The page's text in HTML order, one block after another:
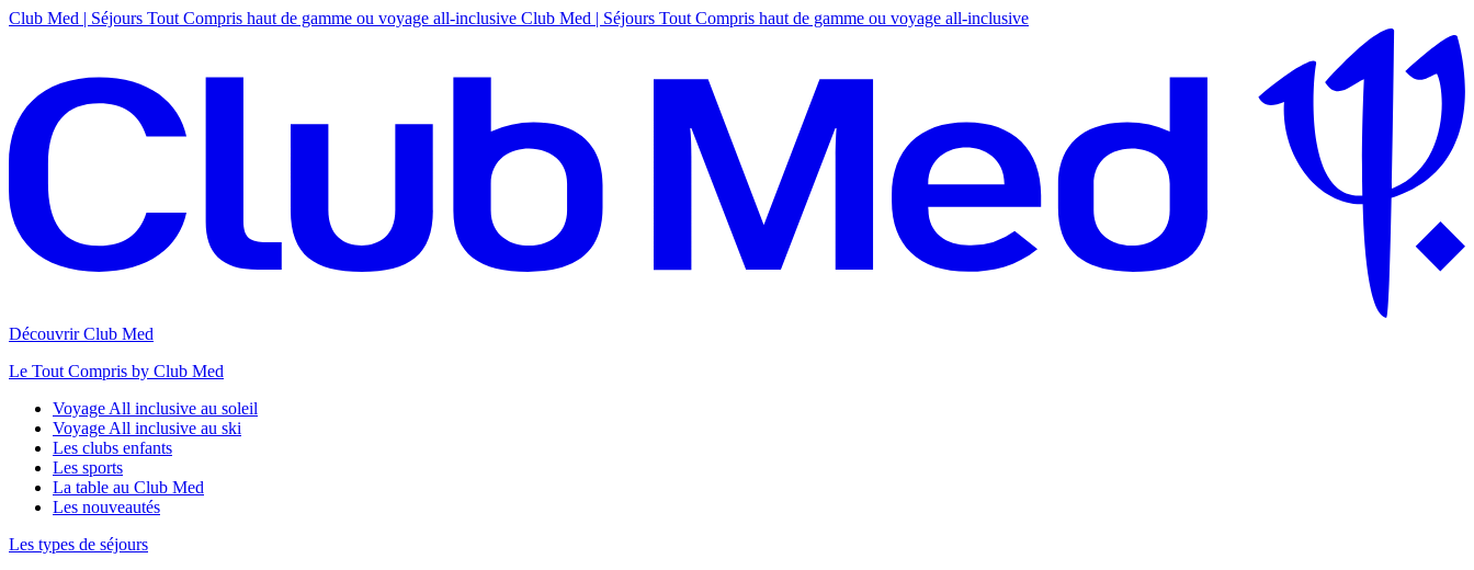
Club Med | Séjours Tout Compris haut de gamme ou voyage all-inclusive Club Med | Séjours Tout Compris haut de gamme ou voyage all-inclusive
Découvrir Club Med
Le Tout Compris by Club Med
Voyage All inclusive au soleil
Voyage All inclusive au ski
Les clubs enfants
Les sports
La table au Club Med
Les nouveautés
Les types de séjours